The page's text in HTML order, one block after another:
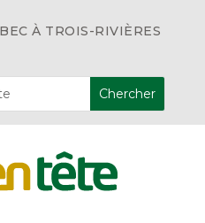
À TROIS-RIVIÈRES